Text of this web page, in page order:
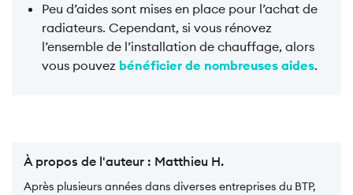
Peu d’aides sont mises en place pour l’achat de
radiateurs. Cependant, si vous rénovez
l’ensemble de l’installation de chauffage, alors
vous pouvez bénéficier de nombreuses aides.
À propos de l'auteur : Matthieu H.
Après plusieurs années dans diverses entreprises du BTP,